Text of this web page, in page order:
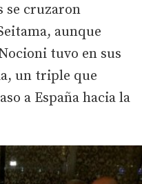
se cruzaron
aunque
tuvo en sus
un triple que
a España hacia la